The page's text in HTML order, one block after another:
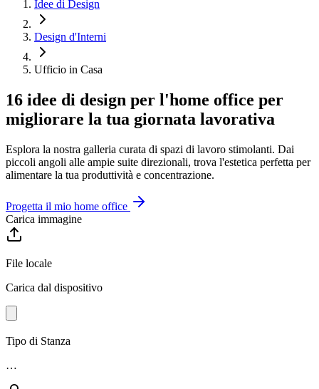
Idee di Design
Design d'Interni
Ufficio in Casa
16 idee di design per l'home office per
migliorare la tua giornata lavorativa
Esplora la nostra galleria curata di spazi di lavoro stimolanti. Dai
piccoli angoli alle ampie suite direzionali, trova l'estetica perfetta per
alimentare la tua produttività e concentrazione.
Progetta il mio home office
Carica immagine
File locale
Carica dal dispositivo
Tipo di Stanza
…